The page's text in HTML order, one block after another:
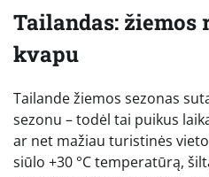
Tailandas:
kvapu
Tailande žiemos sezonas
sezonu – todėl tai puikus
ar net mažiau turistinės
siūlo +30 °C temperatūrą,